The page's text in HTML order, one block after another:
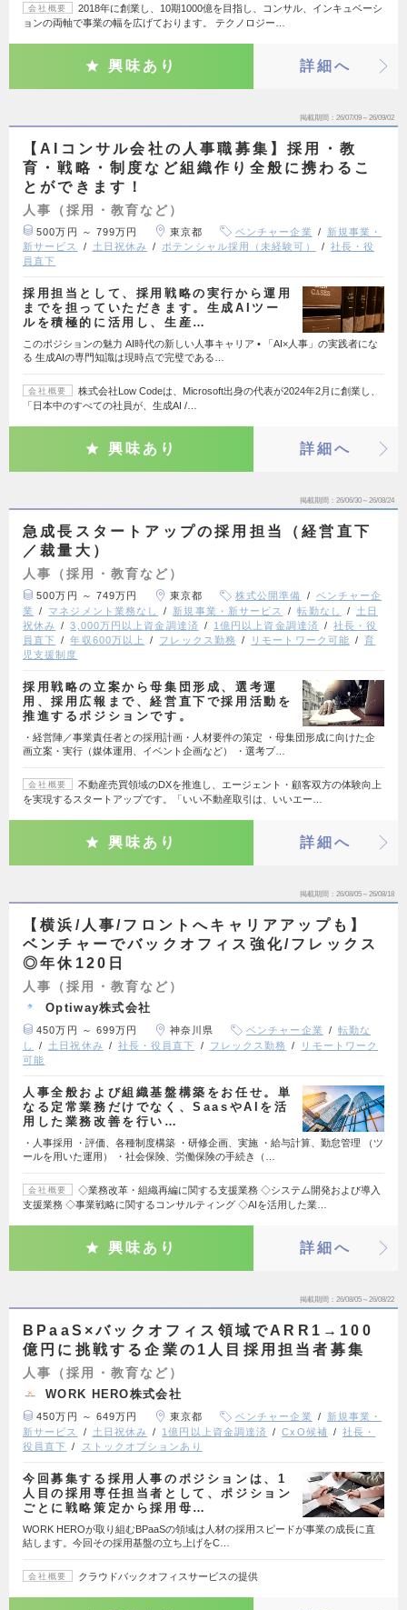
会社概要
2018年に創業し、10期1000億を目指し、コンサル、インキュベーシ
ョンの両軸で事業の幅を広げております。 テクノロジー…
興味あり 詳細へ
掲載期間 26/07/09～26/09/02
【AIコンサル会社の人事職募集】採用・教
育・戦略・制度など組織作り全般に携わるこ
とができます！
人事（採用・教育など）
500万円 ～ 799万円 東京都 ベンチャー企業
新規事業・
新サービス
土日祝休み ポテンシャル採用（未経験可）
社長・役
員直下
採用担当として、採用戦略の実行から運用
までを担っていただきます。生成AIツー
ルを積極的に活用し、生産…
このポジションの魅力 AI時代の新しい人事キャリア • 「AI×人事」の実践者にな
る 生成AIの専門知識は現時点で完璧である…
会社概要
株式会社Low Codeは、Microsoft出身の代表が2024年2月に創業し、
「日本中のすべての社員が、生成AI /…
興味あり 詳細へ
掲載期間 26/06/30～26/08/24
急成長スタートアップの採用担当（経営直下
／裁量大）
人事（採用・教育など）
500万円 ～ 749万円 東京都 株式公開準備
ベンチャー企
業
マネジメント業務なし 新規事業・新サービス 転勤なし
土日
祝休み
3,000万円以上資金調達済 1億円以上資金調達済
社長・役
員直下
年収600万以上 フレックス勤務 リモートワーク可能
育
児支援制度
採用戦略の立案から母集団形成、選考運
用、採用広報まで、経営直下で採用活動を
推進するポジションです。
・経営陣／事業責任者との採用計画・人材要件の策定 ・母集団形成に向けた企
画立案・実行（媒体運用、イベント企画など） ・選考プ…
会社概要
不動産売買領域のDXを推進し、エージェント・顧客双方の体験向上
を実現するスタートアップです。「いい不動産取引は、いいエー…
興味あり 詳細へ
掲載期間 26/08/05～26/08/18
【横浜/人事/フロントへキャリアアップも】
ベンチャーでバックオフィス強化/フレックス
◎年休120日
人事（採用・教育など）
Optiway株式会社
450万円 ～ 699万円 神奈川県 ベンチャー企業
転勤な
し
土日祝休み 社長・役員直下 フレックス勤務
リモートワーク
可能
人事全般および組織基盤構築をお任せ。単
なる定常業務だけでなく、SaasやAIを活
用した業務改善を行い…
・人事採用 ・評価、各種制度構築 ・研修企画、実施 ・給与計算、勤怠管理 （ツ
ールを用いた運用） ・社会保険、労働保険の手続き（…
会社概要
◇業務改革・組織再編に関する支援業務 ◇システム開発および導入
支援業務 ◇事業戦略に関するコンサルティング ◇AIを活用した業…
興味あり 詳細へ
掲載期間 26/08/05～26/08/22
BPaaS×バックオフィス領域でARR1→100
億円に挑戦する企業の1人目採用担当者募集
人事（採用・教育など）
WORK HERO株式会社
450万円 ～ 649万円 東京都 ベンチャー企業
新規事業・
新サービス
土日祝休み 1億円以上資金調達済 CxO候補
社長・
役員直下
ストックオプションあり
今回募集する採用人事のポジションは、1
人目の採用専任担当者として、ポジション
ごとに戦略策定から採用母…
WORK HEROが取り組むBPaaSの領域は人材の採用スピードが事業の成⻑に直
結します。今回その採用基盤の立ち上げをC…
会社概要 クラウドバックオフィスサービスの提供